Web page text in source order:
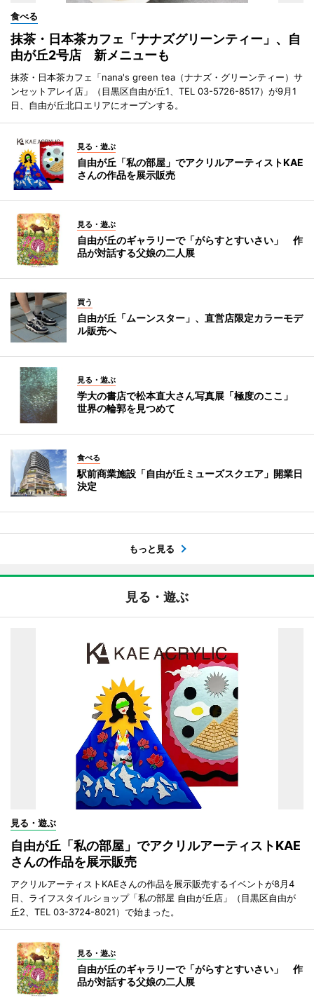
食べる
抹茶・日本茶カフェ「ナナズグリーンティー」、自
由が丘2号店 新メニューも
抹茶・日本茶カフェ「nana's green tea（ナナズ・グリーンティー）サ
ンセットアレイ店」（目黒区自由が丘1、TEL 03-5726-8517）が9月1
日、自由が丘北口エリアにオープンする。
見る・遊ぶ
自由が丘「私の部屋」でアクリルアーティストKAE
さんの作品を展示販売
見る・遊ぶ
自由が丘のギャラリーで「がらすとすいさい」 作
品が対話する父娘の二人展
買う
自由が丘「ムーンスター」、直営店限定カラーモデ
ル販売へ
見る・遊ぶ
学大の書店で松本直大さん写真展「極度のここ」
世界の輪郭を見つめて
食べる
駅前商業施設「自由が丘ミューズスクエア」開業日
決定
もっと見る
見る・遊ぶ
見る・遊ぶ
自由が丘「私の部屋」でアクリルアーティストKAE
さんの作品を展示販売
アクリルアーティストKAEさんの作品を展示販売するイベントが8月4
日、ライフスタイルショップ「私の部屋 自由が丘店」（目黒区自由が
丘2、TEL 03-3724-8021）で始まった。
見る・遊ぶ
自由が丘のギャラリーで「がらすとすいさい」 作
品が対話する父娘の二人展